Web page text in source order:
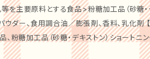
愛され、感謝される味を守り続けることが何
笑顔をお届けできればと思います。 ### 【商品詳
る贅沢な風味が特徴です。甘さ控えめで後味
等を主要原料とする食品>粉糖加工品（砂糖・
ー、食用調合油／膨張剤、香料、乳化剤 【抹 茶】 小
粉糖加工品（砂糖・デキストン）ショートニン
食用調合油／膨張剤、酸化防止剤（V.C、